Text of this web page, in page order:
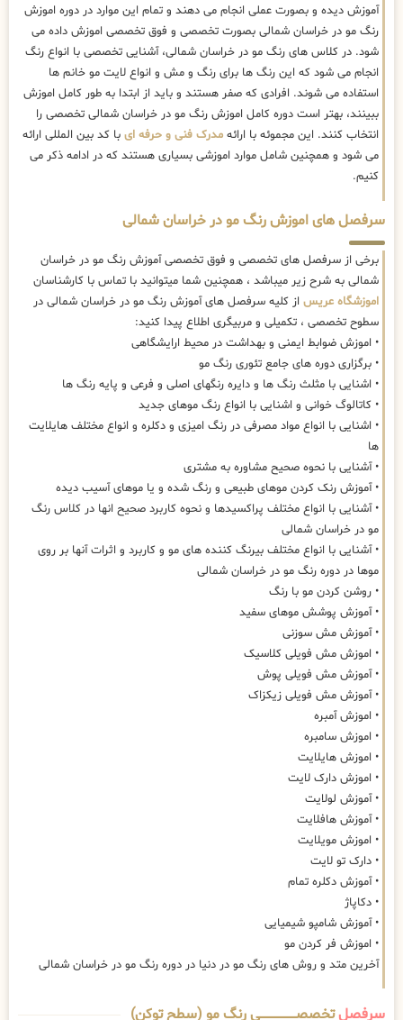
آموزش دیده و بصورت عملی انجام می دهند و تمام این موارد در دوره اموزش
رنگ مو در خراسان شمالی بصورت تخصصی و فوق تخصصی اموزش داده می
شود. در کلاس های رنگ مو در خراسان شمالی، آشنایی تخصصی با انواع رنگ
انجام می شود که این رنگ ها برای رنگ و مش و انواع لایت مو خانم ها
استفاده می شوند. افرادی که صفر هستند و باید از ابتدا به طور کامل اموزش
ببینند، بهتر است دوره کامل اموزش رنگ مو در خراسان شمالی تخصصی را
انتخاب کنند. این مجموئه با ارائه مدرک فنی و حرفه ای با کد بین المللی ارائه
می شود و همچنین شامل موارد اموزشی بسیاری هستند که در ادامه ذکر می
کنیم.
سرفصل های اموزش رنگ مو در خراسان شمالی
برخی از سرفصل های تخصصی و فوق تخصصی آموزش رنگ مو در خراسان
شمالی به شرح زیر میباشد ، همچنین شما میتوانید با تماس با کارشناسان
اموزشگاه عریس از کلیه سرفصل های آموزش رنگ مو در خراسان شمالی در
سطوح تخصصی ، تکمیلی و مربیگری اطلاع پیدا کنید:
• اموزش ضوابط ایمنی و بهداشت در محیط ارایشگاهی
• برگزاری دوره های جامع تئوری رنگ مو
• اشنایی با مثلث رنگ ها و دایره رنگهای اصلی و فرعی و پایه رنگ ها
• کاتالوگ خوانی و اشنایی با انواع رنگ موهای جدید
• اشنایی با انواع مواد مصرفی در رنگ امیزی و دکلره و انواع مختلف هایلایت
ها
• آشنایی با نحوه صحیح مشاوره به مشتری
• آموزش رنک کردن موهای طبیعی و رنگ شده و یا موهای آسیب دیده
• آشنایی با انواع مختلف پراکسیدها و نحوه کاربرد صحیح انها در کلاس رنگ
مو در خراسان شمالی
• آشنایی با انواع مختلف بیرنگ کننده های مو و کاربرد و اثرات آنها بر روی
موها در دوره رنگ مو در خراسان شمالی
• روشن کردن مو با رنگ
• آموزش پوشش موهای سفید
• آموزش مش سوزنی
• اموزش مش فویلی کلاسیک
• آموزش مش فویلی پوش
• آموزش مش فویلی زیکزاک
• اموزش آمبره
• اموزش سامبره
• اموزش هایلایت
• اموزش دارک لایت
• آموزش لولایت
• آموزش هافلایت
• اموزش مویلایت
• دارک تو لایت
• آموزش دکلره تمام
• دکاپاژ
• آموزش شامپو شیمیایی
• اموزش فر کردن مو
آخرین متد و روش های رنگ مو در دنیا در دوره رنگ مو در خراسان شمالی
سرفصلتخصصــــــــــــــــــــی رنگ مو (سطح توکن)